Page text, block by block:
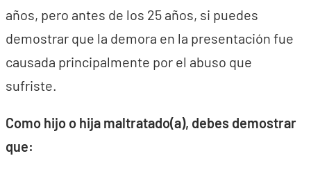
años, pero antes de los 25 años, si puedes
demostrar que la demora en la presentación fue
causada principalmente por el abuso que
sufriste.
Como hijo o hija maltratado(a), debes demostrar
que: